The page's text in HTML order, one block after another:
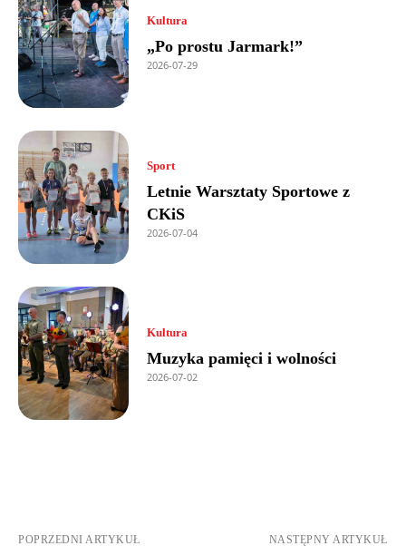
Kultura
„Po prostu Jarmark!”
2026-07-29
Sport
Letnie Warsztaty Sportowe z
CKiS
2026-07-04
Kultura
Muzyka pamięci i wolności
2026-07-02
POPRZEDNI ARTYKUŁ NASTĘPNY ARTYKUŁ